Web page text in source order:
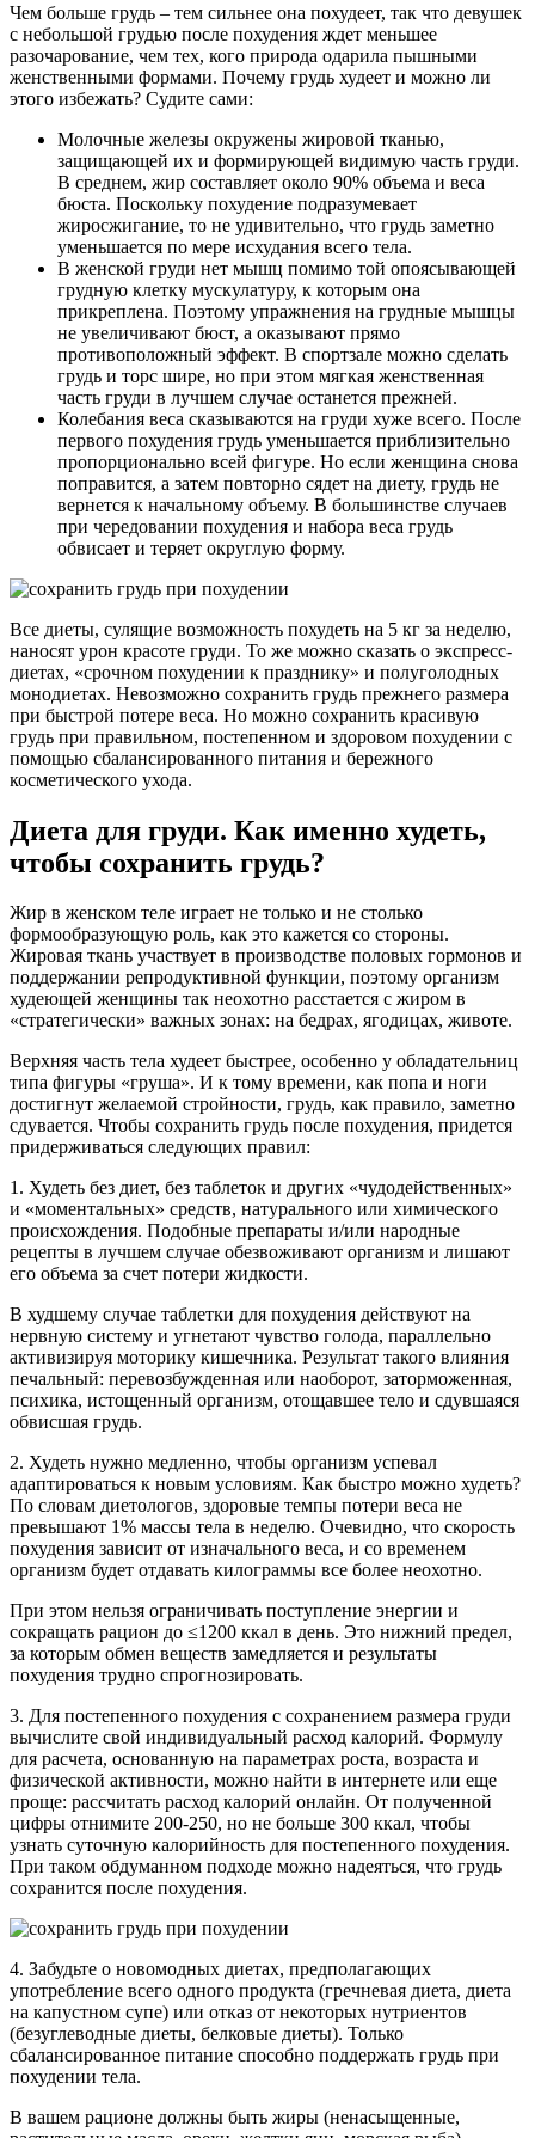
Чем больше грудь – тем сильнее она похудеет, так что девушек
с небольшой грудью после похудения ждет меньшее
разочарование, чем тех, кого природа одарила пышными
женственными формами. Почему грудь худеет и можно ли
этого избежать? Судите сами:
Молочные железы окружены жировой тканью,
защищающей их и формирующей видимую часть груди.
В среднем, жир составляет около 90% объема и веса
бюста. Поскольку похудение подразумевает
жиросжигание, то не удивительно, что грудь заметно
уменьшается по мере исхудания всего тела.
В женской груди нет мышц помимо той опоясывающей
грудную клетку мускулатуру, к которым она
прикреплена. Поэтому упражнения на грудные мышцы
не увеличивают бюст, а оказывают прямо
противоположный эффект. В спортзале можно сделать
грудь и торс шире, но при этом мягкая женственная
часть груди в лучшем случае останется прежней.
Колебания веса сказываются на груди хуже всего. После
первого похудения грудь уменьшается приблизительно
пропорционально всей фигуре. Но если женщина снова
поправится, а затем повторно сядет на диету, грудь не
вернется к начальному объему. В большинстве случаев
при чередовании похудения и набора веса грудь
обвисает и теряет округлую форму.
Все диеты, сулящие возможность похудеть на 5 кг за неделю,
наносят урон красоте груди. То же можно сказать о экспресс-
диетах, «срочном похудении к празднику» и полуголодных
монодиетах. Невозможно сохранить грудь прежнего размера
при быстрой потере веса. Но можно сохранить красивую
грудь при правильном, постепенном и здоровом похудении с
помощью сбалансированного питания и бережного
косметического ухода.
Диета для груди. Как именно худеть,
чтобы сохранить грудь?
Жир в женском теле играет не только и не столько
формообразующую роль, как это кажется со стороны.
Жировая ткань участвует в производстве половых гормонов и
поддержании репродуктивной функции, поэтому организм
худеющей женщины так неохотно расстается с жиром в
«стратегически» важных зонах: на бедрах, ягодицах, животе.
Верхняя часть тела худеет быстрее, особенно у обладательниц
типа фигуры «груша». И к тому времени, как попа и ноги
достигнут желаемой стройности, грудь, как правило, заметно
сдувается. Чтобы сохранить грудь после похудения, придется
придерживаться следующих правил:
1. Худеть без диет, без таблеток и других «чудодейственных»
и «моментальных» средств, натурального или химического
происхождения. Подобные препараты и/или народные
рецепты в лучшем случае обезвоживают организм и лишают
его объема за счет потери жидкости.
В худшему случае таблетки для похудения действуют на
нервную систему и угнетают чувство голода, параллельно
активизируя моторику кишечника. Результат такого влияния
печальный: перевозбужденная или наоборот, заторможенная,
психика, истощенный организм, отощавшее тело и сдувшаяся
обвисшая грудь.
2. Худеть нужно медленно, чтобы организм успевал
адаптироваться к новым условиям. Как быстро можно худеть?
По словам диетологов, здоровые темпы потери веса не
превышают 1% массы тела в неделю. Очевидно, что скорость
похудения зависит от изначального веса, и со временем
организм будет отдавать килограммы все более неохотно.
При этом нельзя ограничивать поступление энергии и
сокращать рацион до ≤1200 ккал в день. Это нижний предел,
за которым обмен веществ замедляется и результаты
похудения трудно спрогнозировать.
3. Для постепенного похудения с сохранением размера груди
вычислите свой индивидуальный расход калорий. Формулу
для расчета, основанную на параметрах роста, возраста и
физической активности, можно найти в интернете или еще
проще: рассчитать расход калорий онлайн. От полученной
цифры отнимите 200-250, но не больше 300 ккал, чтобы
узнать суточную калорийность для постепенного похудения.
При таком обдуманном подходе можно надеяться, что грудь
сохранится после похудения.
4. Забудьте о новомодных диетах, предполагающих
употребление всего одного продукта (гречневая диета, диета
на капустном супе) или отказ от некоторых нутриентов
(безуглеводные диеты, белковые диеты). Только
сбалансированное питание способно поддержать грудь при
похудении тела.
В вашем рационе должны быть жиры (ненасыщенные,